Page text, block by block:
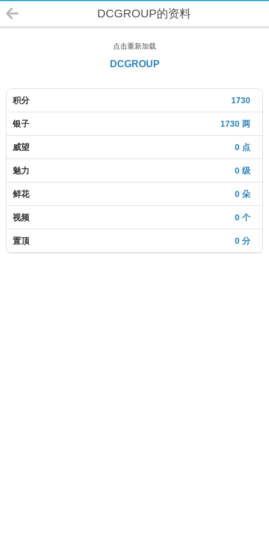
DCGROUP的资料
点击重新加载
DCGROUP
1730
积分
1730 两
银子
0 点
威望
0 级
魅力
0 朵
鲜花
0 个
视频
0 分
置顶